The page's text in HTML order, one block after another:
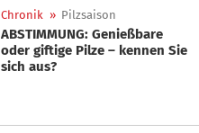
Chronik » Pilzsaison
ABSTIMMUNG: Genießbare
oder giftige Pilze – kennen Sie
sich aus?